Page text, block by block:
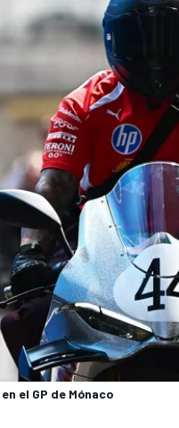
el GP de Mónaco